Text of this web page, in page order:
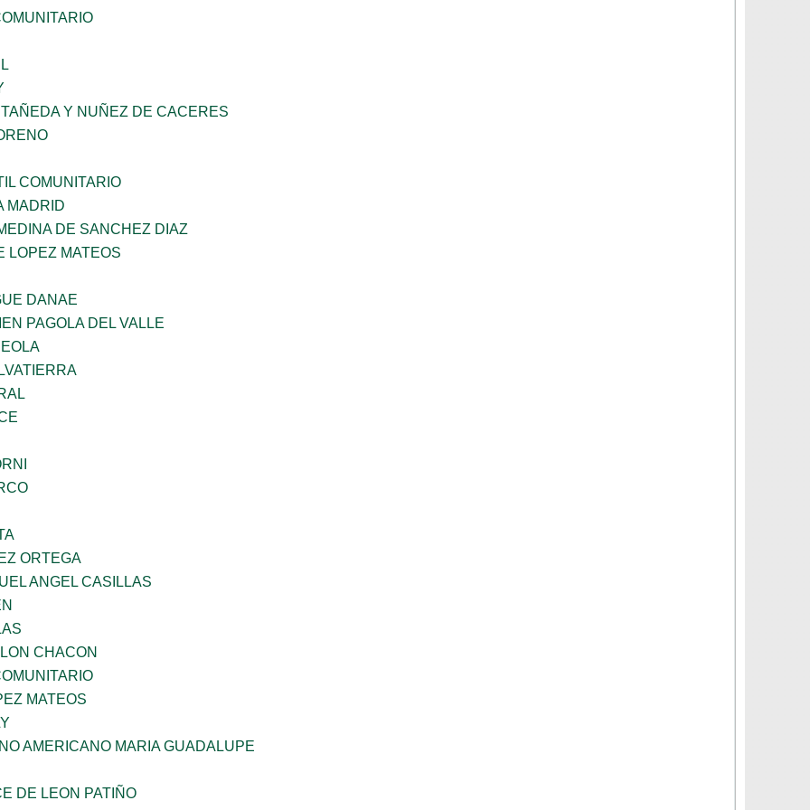
Y NUÑEZ DE CACERES
COMUNITARIO
MADRID
DE SANCHEZ DIAZ
LOPEZ MATEOS
DANAE
PAGOLA DEL VALLE
ORTEGA
ANGEL CASILLAS
CHACON
MATEOS
AMERICANO MARIA GUADALUPE
DE LEON PATIÑO